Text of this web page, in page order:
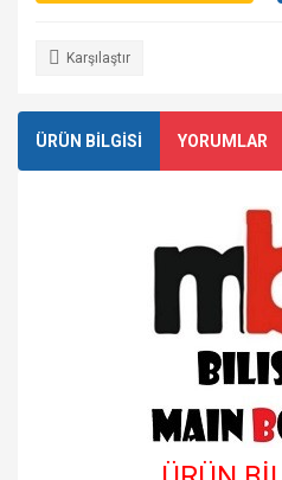
Karşılaştır
ÜRÜN BİLGİSİ YORUMLAR